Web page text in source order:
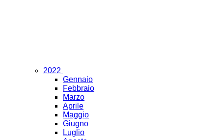
2022
Gennaio
Febbraio
Marzo
Aprile
Maggio
Giugno
Luglio